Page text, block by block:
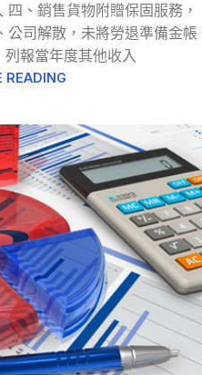
、銷售貨物附贈保固服務，
公司解散，未將勞退準備金帳
報當年度其他收入
READING